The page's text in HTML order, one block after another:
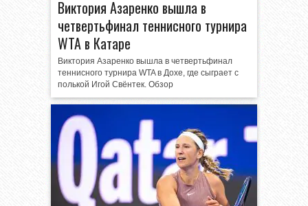
Виктория Азаренко вышла в
четвертьфинал теннисного турнира
WTA в Катаре
Виктория Азаренко вышла в четвертьфинал
теннисного турнира WTA в Дохе, где сыграет с
полькой Игой Свёнтек. Обзор